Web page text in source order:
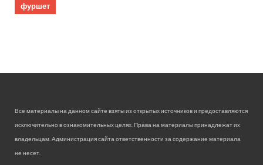
фуршет
Все материалы на данном сайте взяты из открытых источников и предоставляются
исключительно в ознакомительных целях. Права на материалы принадлежат их
владельцам. Администрация сайта ответственности за содержание материала
не несет.